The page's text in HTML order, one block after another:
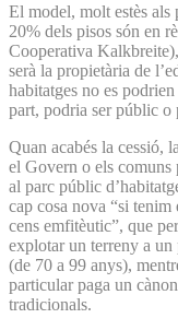
El model, molt estès als
20% dels pisos són en
Cooperativa
serà la propietària de
habitatges no es
part, podria ser públic o
Quan acabés la cessió,
el Govern o els comuns
al parc públic
cap cosa nova “si tenim
cens emfitèutic”, que
explotar un terreny a
(de 70 a 99 anys),
particular paga un
tradicionals.